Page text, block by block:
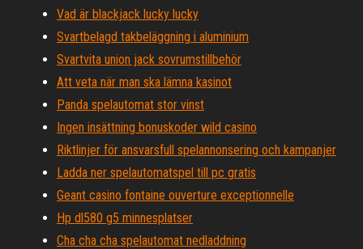
Vad är blackjack lucky lucky
Svartbelagd takbeläggning i aluminium
Svartvita union jack sovrumstillbehör
Att veta när man ska lämna kasinot
Panda spelautomat stor vinst
Ingen insättning bonuskoder wild casino
Riktlinjer för ansvarsfull spelannonsering och kampanjer
Ladda ner spelautomatspel till pc gratis
Geant casino fontaine ouverture exceptionnelle
Hp dl580 g5 minnesplatser
Cha cha cha spelautomat nedladdning